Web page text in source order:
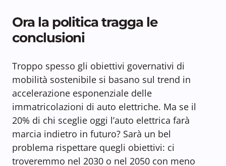
Ora la politica tragga le
conclusioni
Troppo spesso gli obiettivi governativi di
mobilità sostenibile si basano sul trend in
accelerazione esponenziale delle
immatricolazioni di auto elettriche. Ma se il
20% di chi sceglie oggi l’auto elettrica farà
marcia indietro in futuro? Sarà un bel
problema rispettare quegli obiettivi: ci
troveremmo nel 2030 o nel 2050 con meno